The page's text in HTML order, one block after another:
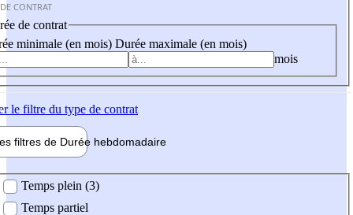
CONTRAT
de contrat
minimale (en mois) Durée maximale (en mois)
mois
le filtre du type de contrat
filtres de Durée hebdomadaire
Temps plein (3)
Temps partiel